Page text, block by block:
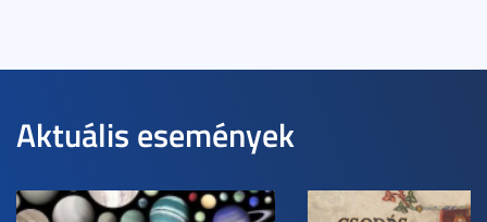
Aktuális események